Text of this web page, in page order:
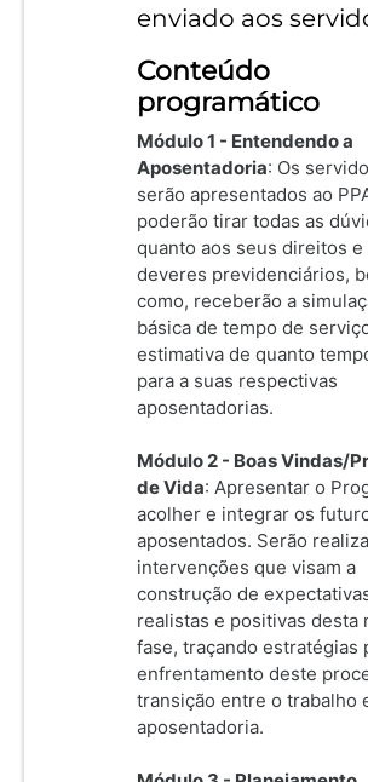
enviado aos
Conteúdo
programático
Módulo 1 - Entendendo a
Aposentadoria: Os
serão apresentados ao
poderão tirar todas as
quanto aos seus direitos e
deveres previdenciários,
como, receberão a
básica de tempo de
estimativa de quanto
para a suas respectivas
aposentadorias.
Módulo 2 - Boas Vindas/
de Vida: Apresentar o
acolher e integrar os
aposentados. Serão
intervenções que visam a
construção de
realistas e positivas desta
fase, traçando estratégias
enfrentamento deste
transição entre o trabalho
aposentadoria.